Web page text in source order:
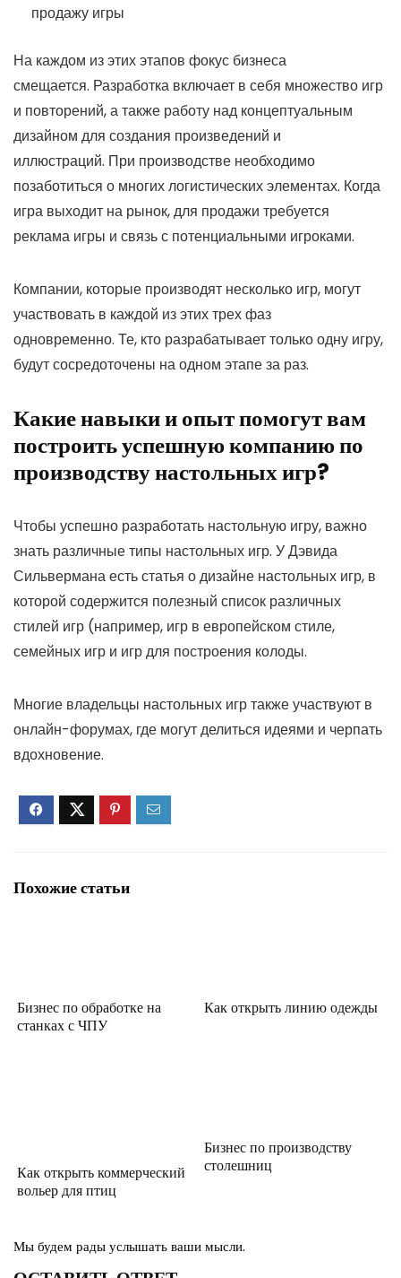
продажу игры
На каждом из этих этапов фокус бизнеса
смещается. Разработка включает в себя множество игр
и повторений, а также работу над концептуальным
дизайном для создания произведений и
иллюстраций. При производстве необходимо
позаботиться о многих логистических элементах. Когда
игра выходит на рынок, для продажи требуется
реклама игры и связь с потенциальными игроками.
Компании, которые производят несколько игр, могут
участвовать в каждой из этих трех фаз
одновременно. Те, кто разрабатывает только одну игру,
будут сосредоточены на одном этапе за раз.
Какие навыки и опыт помогут вам
построить успешную компанию по
производству настольных игр?
Чтобы успешно разработать настольную игру, важно
знать различные типы настольных игр. У Дэвида
Сильвермана есть статья о дизайне настольных игр, в
которой содержится полезный список различных
стилей игр (например, игр в европейском стиле,
семейных игр и игр для построения колоды.
Многие владельцы настольных игр также участвуют в
онлайн-форумах, где могут делиться идеями и черпать
вдохновение.
Похожие статьи
Бизнес по обработке на
станках с ЧПУ
Как открыть линию одежды
Как открыть коммерческий
вольер для птиц
Бизнес по производству
столешниц
Мы будем рады услышать ваши мысли.